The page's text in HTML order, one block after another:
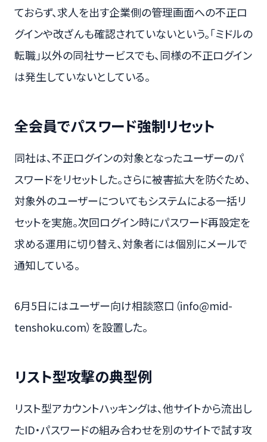
ておらず、求人を出す企業側の管理画面への不正ロ
グインや改ざんも確認されていないという。「ミドルの
転職」以外の同社サービスでも、同様の不正ログイン
は発生していないとしている。
全会員でパスワード強制リセット
同社は、不正ログインの対象となったユーザーのパ
スワードをリセットした。さらに被害拡大を防ぐため、
対象外のユーザーについてもシステムによる一括リ
セットを実施。次回ログイン時にパスワード再設定を
求める運用に切り替え、対象者には個別にメールで
通知している。
6月5日にはユーザー向け相談窓口（info@mid-
tenshoku.com）を設置した。
リスト型攻撃の典型例
リスト型アカウントハッキングは、他サイトから流出し
たID・パスワードの組み合わせを別のサイトで試す攻